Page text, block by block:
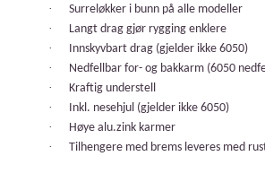
·
Surreløkker i bunn på alle modeller
·
Langt drag gjør rygging enklere
·
Innskyvbart drag (gjelder ikke 6050)
·
Nedfellbar for- og bakkarm (6050
·
Kraftig understell
·
Inkl. nesehjul (gjelder ikke 6050)
·
Høye alu.zink karmer
·
Tilhengere med brems leveres med